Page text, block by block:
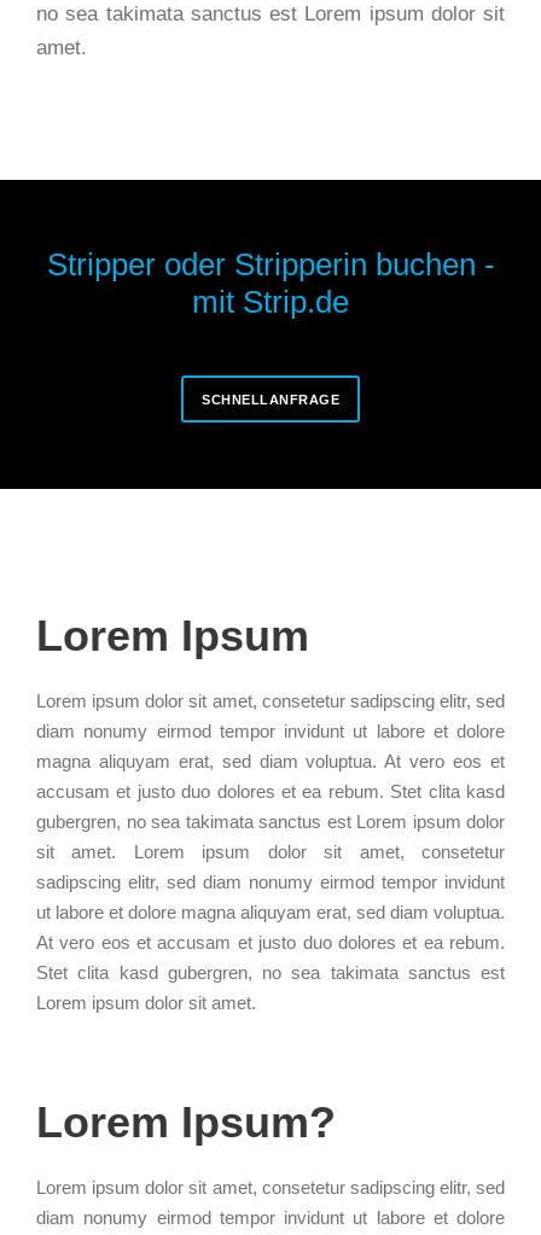
no sea takimata sanctus est Lorem ipsum dolor sit
amet.
Stripper oder Stripperin buchen -
mit Strip.de
SCHNELLANFRAGE
Lorem Ipsum
Lorem ipsum dolor sit amet, consetetur sadipscing elitr, sed
diam nonumy eirmod tempor invidunt ut labore et dolore
magna aliquyam erat, sed diam voluptua. At vero eos et
accusam et justo duo dolores et ea rebum. Stet clita kasd
gubergren, no sea takimata sanctus est Lorem ipsum dolor
sit amet. Lorem ipsum dolor sit amet, consetetur
sadipscing elitr, sed diam nonumy eirmod tempor invidunt
ut labore et dolore magna aliquyam erat, sed diam voluptua.
At vero eos et accusam et justo duo dolores et ea rebum.
Stet clita kasd gubergren, no sea takimata sanctus est
Lorem ipsum dolor sit amet.
Lorem Ipsum?
Lorem ipsum dolor sit amet, consetetur sadipscing elitr, sed
diam nonumy eirmod tempor invidunt ut labore et dolore